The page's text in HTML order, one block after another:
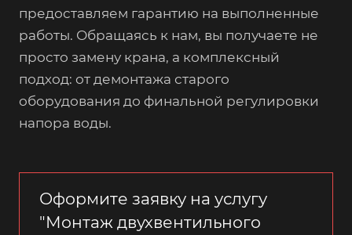
предоставляем гарантию на выполненные
работы. Обращаясь к нам, вы получаете не
просто замену крана, а комплексный
подход: от демонтажа старого
оборудования до финальной регулировки
напора воды.
Оформите заявку на услугу
"Монтаж двухвентильного